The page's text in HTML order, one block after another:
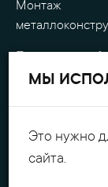
Монтаж
Уличные
Обработка
МЫ
Это нужно
сайта.